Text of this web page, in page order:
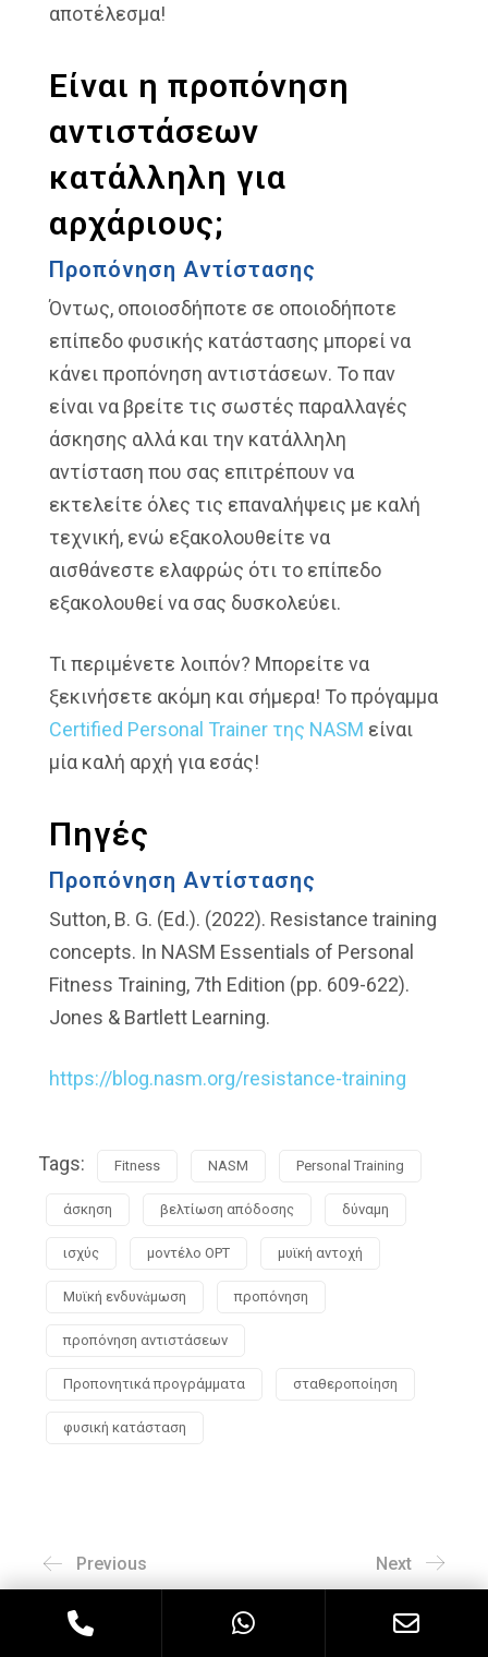
αποτέλεσμα!
Είναι η προπόνηση
αντιστάσεων
κατάλληλη για
αρχάριους;
Προπόνηση Αντίστασης
Όντως, οποιοσδήποτε σε οποιοδήποτε
επίπεδο φυσικής κατάστασης μπορεί να
κάνει προπόνηση αντιστάσεων. Το παν
είναι να βρείτε τις σωστές παραλλαγές
άσκησης αλλά και την κατάλληλη
αντίσταση που σας επιτρέπουν να
εκτελείτε όλες τις επαναλήψεις με καλή
τεχνική, ενώ εξακολουθείτε να
αισθάνεστε ελαφρώς ότι το επίπεδο
εξακολουθεί να σας δυσκολεύει.
Τι περιμένετε λοιπόν? Μπορείτε να
ξεκινήσετε ακόμη και σήμερα! Το πρόγαμμα
Certified Personal Trainer της NASM είναι
μία καλή αρχή για εσάς!
Πηγές
Προπόνηση Αντίστασης
Sutton, B. G. (Ed.). (2022). Resistance training
concepts. In NASM Essentials of Personal
Fitness Training, 7th Edition (pp. 609-622).
Jones & Bartlett Learning.
https://blog.nasm.org/resistance-training
Tags: Fitness NASM Personal Training
άσκηση βελτίωση απόδοσης δύναμη
ισχύς μοντέλο OPT μυϊκή αντοχή
Μυϊκή ενδυνἀμωση προπόνηση
προπόνηση αντιστάσεων
Προπονητικά προγράμματα σταθεροποίηση
φυσική κατάσταση
Previous Next